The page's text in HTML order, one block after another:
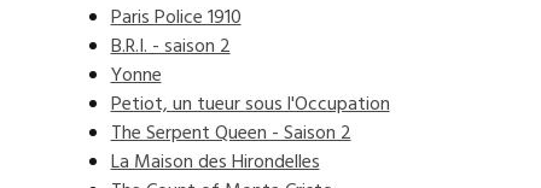
Paris Police 1910
B.R.I. - saison 2
Yonne
Petiot, un tueur sous l'Occupation
The Serpent Queen - Saison 2
La Maison des Hirondelles